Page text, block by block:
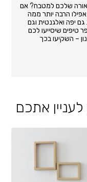
שלכם למטבח? אם
הרבה יותר ממה
יפה ואלגנטית וגם
טיפים שיסייעו לכם
– השקיעו בכך
לעניין אתכם